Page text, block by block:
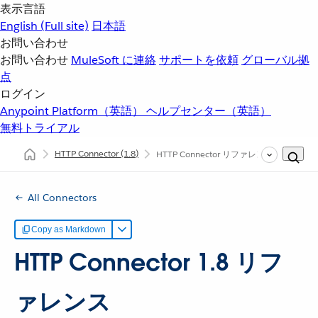
表示言語
English (Full site) 日本語
お問い合わせ
お問い合わせ MuleSoft に連絡サポートを依頼 グローバル拠
点
ログイン
Anypoint Platform（英語） ヘルプセンター（英語）
無料トライアル
HTTP Connector(1.8) HTTP Connector リファレンス
All Connectors
Copy as Markdown
HTTP Connector 1.8 リフ
ァレンス